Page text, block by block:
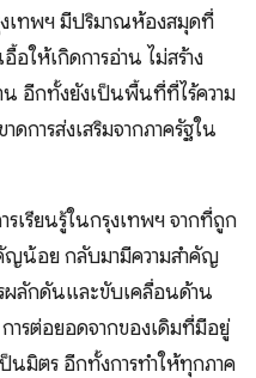
งเทพฯ มีปริมาณห้องสมุดที่
ให้เกิดการอ่าน ไม่สร้าง
น อีกทั้งยังเป็นพื้นที่ที่ไร้ความ
ดการส่งเสริมจากภาครัฐใน
เรียนรู้ในกรุงเทพฯ จากที่ถูก
ญน้อย กลับมามีความสำคัญ
รผลักดันและขับเคลื่อนด้าน
ารต่อยอดจากของเดิมที่มีอยู่
ป็นมิตร อีกทั้งการทำให้ทุกภาค